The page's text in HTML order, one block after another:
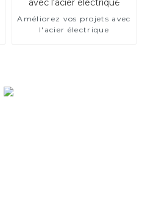
aluminium utilisés pour le
tuyau d'échappement de
voiture
Améliorez vos projets avec
l'acier électrique